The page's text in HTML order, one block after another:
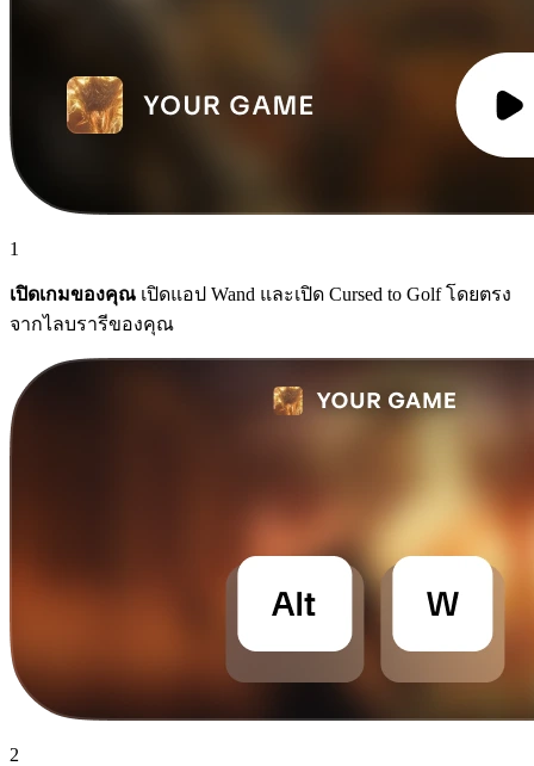
1
เปิดเกมของคุณ เปิดแอป Wand และเปิด Cursed to Golf โดยตรง
จากไลบรารีของคุณ
2